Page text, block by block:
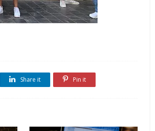
Share it Pin it